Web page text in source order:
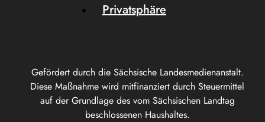
Gefördert durch die Sächsische Landesmedienanstalt.
Diese Maßnahme wird mitfinanziert durch Steuermittel
auf der Grundlage des vom Sächsischen Landtag
beschlossenen Haushaltes.
Privatsphäre